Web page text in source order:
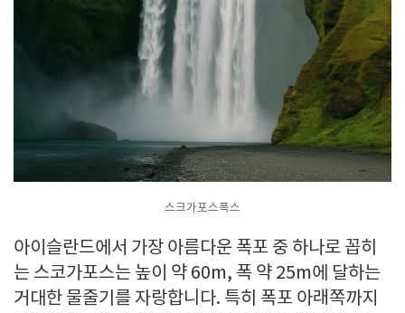
스크가포스폭스
아이슬란드에서 가장 아름다운 폭포 중 하나로 꼽히
는 스코가포스는 높이 약 60m, 폭 약 25m에 달하는
거대한 물줄기를 자랑합니다. 특히 폭포 아래쪽까지